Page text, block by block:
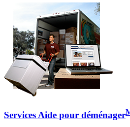
Services Aide pour déménager